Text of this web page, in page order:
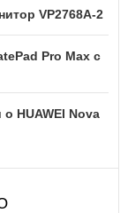
VP2768A-2
Pro Max с
HUAWEI Nova